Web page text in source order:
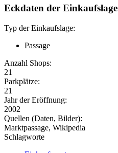
Eckdaten der Einkaufslage
Typ der Einkaufslage:
Passage
Anzahl Shops:
21
Parkplätze:
21
Jahr der Eröffnung:
2002
Quellen (Daten, Bilder):
Marktpassage, Wikipedia
Schlagworte